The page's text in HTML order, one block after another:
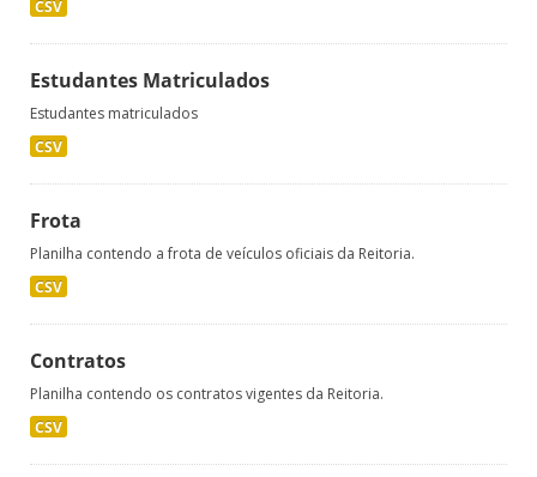
CSV
Estudantes Matriculados
Estudantes matriculados
CSV
Frota
Planilha contendo a frota de veículos oficiais da Reitoria.
CSV
Contratos
Planilha contendo os contratos vigentes da Reitoria.
CSV